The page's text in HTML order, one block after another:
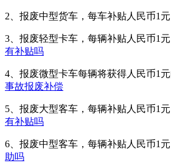
2、报废中型货车，每车补贴人民币1元
3、报废轻型卡车，每辆补贴人民币1元
有补贴吗
4、报废微型卡车每辆将获得人民币1元
事故报废补偿
5、报废大型客车，每辆补贴人民币1元
有补贴吗
6、报废中型客车，每辆补贴人民币1元
助吗